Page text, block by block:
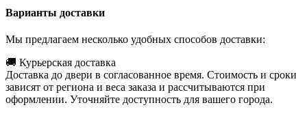
Варианты доставки
Мы предлагаем несколько удобных способов доставки:
🚚 Курьерская доставка
Доставка до двери в согласованное время. Стоимость и сроки
зависят от региона и веса заказа и рассчитываются при
оформлении. Уточняйте доступность для вашего города.